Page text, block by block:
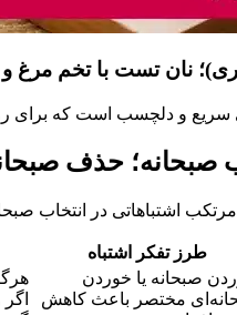
سریع و دلچسب است که برای
صبحانه؛ حذف
مرتکب اشتباهاتی در انتخاب
طرز تفکر اشتباه
صبحانه یا خوردن
مختصر باعث کاهش